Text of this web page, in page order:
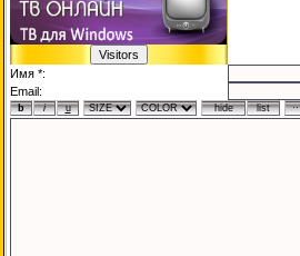
Имя *:
Email: